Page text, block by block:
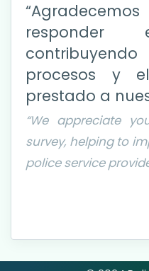
responder
procesos y
prestado a
“We appreciate
survey, helping to
police service